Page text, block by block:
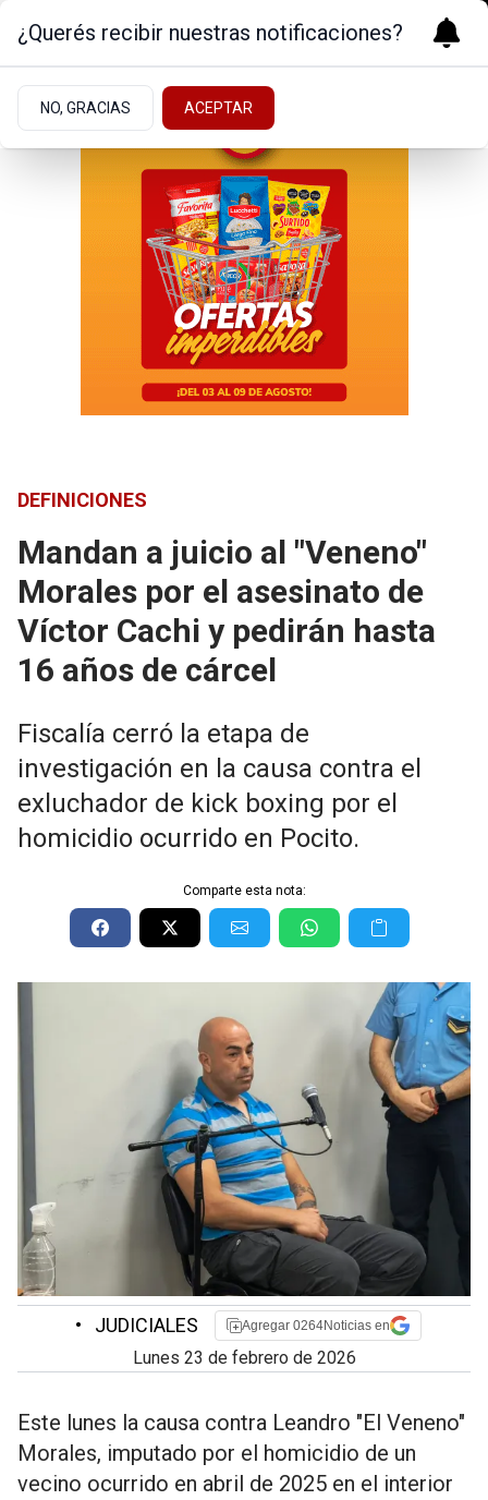
DEFINICIONES
Mandan a juicio al "Veneno"
Morales por el asesinato de
Víctor Cachi y pedirán hasta
16 años de cárcel
Fiscalía cerró la etapa de
investigación en la causa contra el
exluchador de kick boxing por el
homicidio ocurrido en Pocito.
Comparte esta nota:
• JUDICIALES Agregar 0264Noticias en
lunes 23 de febrero de 2026
Este lunes la causa contra Leandro "El Veneno"
Morales, imputado por el homicidio de un
vecino ocurrido en abril de 2025 en el interior
¿Querés recibir nuestras notificaciones?
NO, GRACIAS ACEPTAR